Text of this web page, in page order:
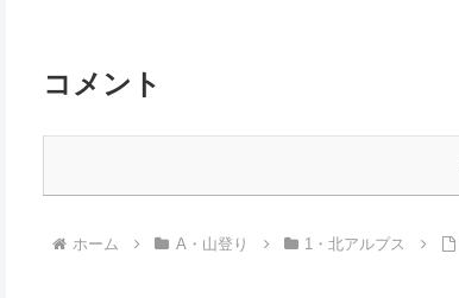
コメント
ホーム A・山登り 1・北アルプス